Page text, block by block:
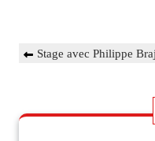
de
Previous
Stage avec Philippe